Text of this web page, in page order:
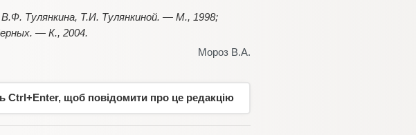
Тулянкина, Т.И. Тулянкиной. — М., 1998;
— К., 2004.
Мороз В.А.
Ctrl+Enter, щоб повідомити про це редакцію